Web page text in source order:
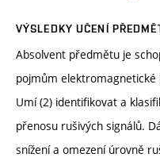
VÝSLEDKY UČENÍ
Absolvent předmětu je
pojmům elektromagnetické
Umí (2) identifikovat a
přenosu rušivých signálů.
snížení a omezení úrovně